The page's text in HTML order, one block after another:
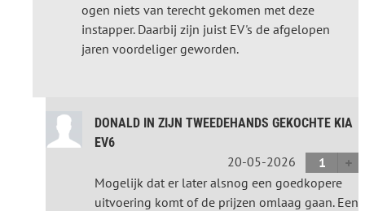
ogen niets van terecht gekomen met deze
instapper. Daarbij zijn juist EV's de afgelopen
jaren voordeliger geworden.
DONALD IN ZIJN TWEEDEHANDS GEKOCHTE KIA
EV6
20-05-2026
1
Mogelijk dat er later alsnog een goedkopere
uitvoering komt of de prijzen omlaag gaan. Een